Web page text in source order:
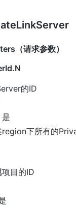
（请求参数）
的ID
region下所有的
目的ID